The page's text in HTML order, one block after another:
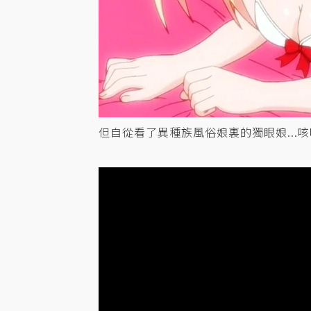
但自從看了異種族風俗娘裏的獨眼娘...